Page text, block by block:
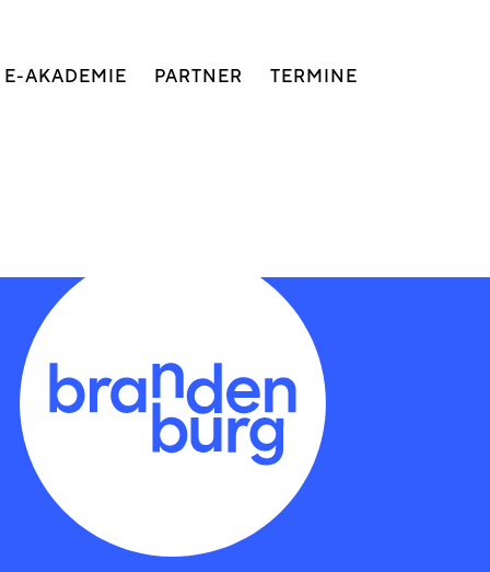
E-AKADEMIE PARTNER TERMINE